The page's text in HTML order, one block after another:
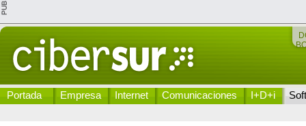
Portada Empresa Internet Comunicaciones I+D+i